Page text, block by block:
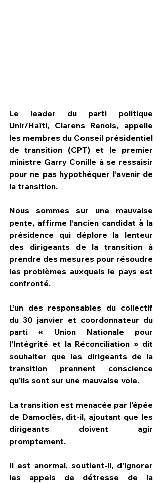
HPN Live
Le leader du parti politique
Unir/Haïti, Clarens Renois, appelle
les membres du Conseil présidentiel
de transition (CPT) et le premier
ministre Garry Conille à se ressaisir
pour ne pas hypothéquer l’avenir de
la transition.
Nous sommes sur une mauvaise
pente, affirme l’ancien candidat à la
présidence qui déplore la lenteur
des dirigeants de la transition à
prendre des mesures pour résoudre
les problèmes auxquels le pays est
confronté.
L’un des responsables du collectif
du 30 janvier et coordonnateur du
parti « Union Nationale pour
l’Intégrité et la Réconciliation » dit
souhaiter que les dirigeants de la
transition prennent conscience
qu’ils sont sur une mauvaise voie.
La transition est menacée par l’épée
de Damoclès, dit-il, ajoutant que les
dirigeants doivent agir
promptement.
Il est anormal, soutient-il, d’ignorer
les appels de détresse de la